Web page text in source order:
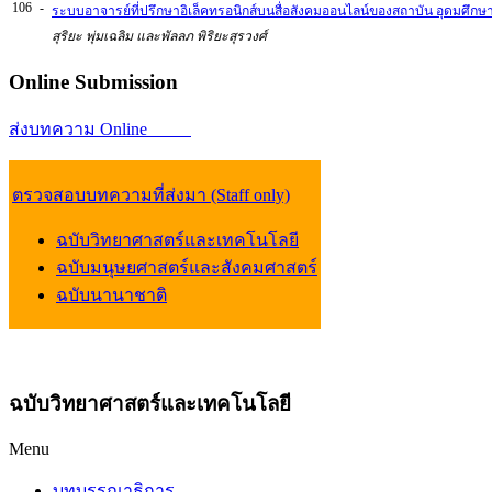
106 - ระบบอาจารย์ที่ปรึกษาอิเล็คทรอนิกส์บนสื่อสังคมออนไลน์ของสถาบัน อุดมศึกษ
สุริยะ พุ่มเฉลิม และพัลลภ พิริยะสุรวงศ์
Online Submission
ส่งบทความ Online
ตรวจสอบบทความที่ส่งมา (Staff only)
ฉบับวิทยาศาสตร์และเทคโนโลยี
ฉบับมนุษยศาสตร์และสังคมศาสตร์
ฉบับนานาชาติ
ฉบับวิทยาศาสตร์และเทคโนโลยี
Menu